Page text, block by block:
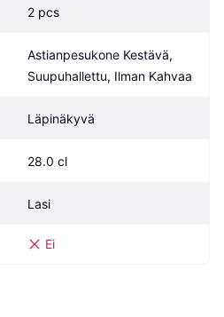
2 pcs
Astianpesukone Kestävä,
Suupuhallettu, Ilman Kahvaa
Läpinäkyvä
28.0 cl
Lasi
Ei